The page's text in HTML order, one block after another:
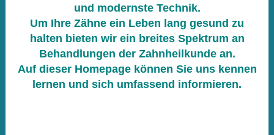
und modernste Technik.
Um Ihre Zähne ein Leben lang gesund zu
halten bieten wir ein breites Spektrum an
Behandlungen der Zahnheilkunde an.
Auf dieser Homepage können Sie uns kennen
lernen und sich umfassend informieren.